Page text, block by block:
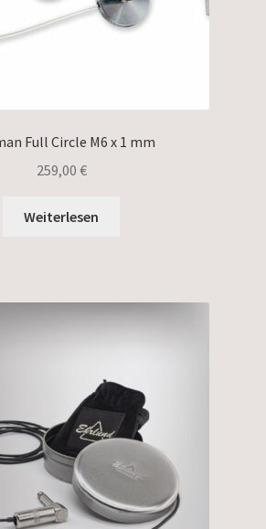
Full Circle M6 x 1 mm
259,00 €
Weiterlesen